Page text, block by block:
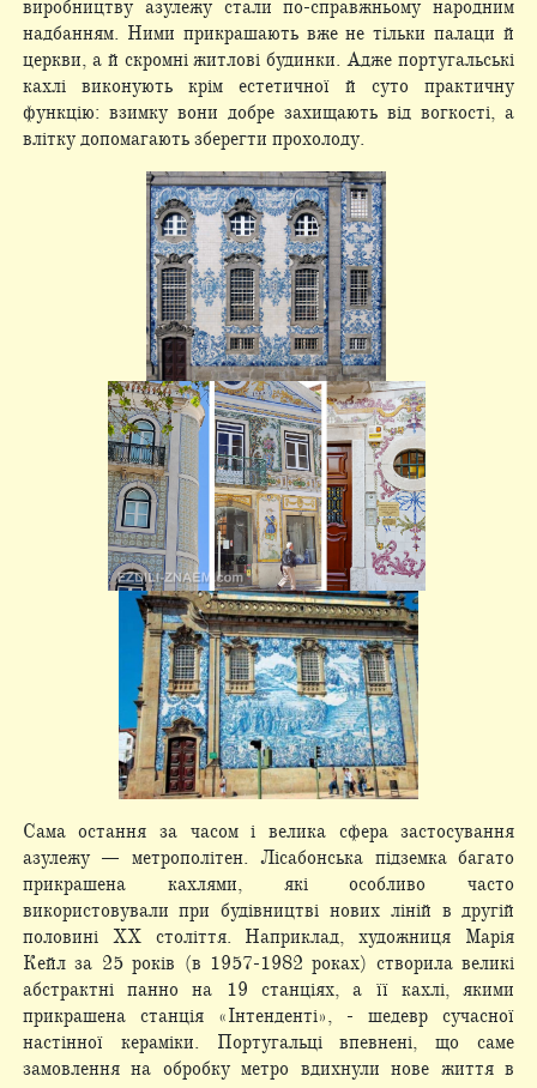
виробництву азулежу стали по-справжньому народним
надбанням. Ними прикрашають вже не тільки палаци й
церкви, а й скромні житлові будинки. Адже португальські
кахлі виконують крім естетичної й суто практичну
функцію: взимку вони добре захищають від вогкості, а
влітку допомагають зберегти прохолоду.
Сама остання за часом і велика сфера застосування
азулежу — метрополітен. Лісабонська підземка багато
прикрашена кахлями, які особливо часто
використовували при будівництві нових ліній в другій
половині XX століття. Наприклад, художниця Марія
Кейл за 25 років (в 1957-1982 роках) створила великі
абстрактні панно на 19 станціях, а її кахлі, якими
прикрашена станція «Інтенденті», - шедевр сучасної
настінної кераміки. Португальці впевнені, що саме
замовлення на обробку метро вдихнули нове життя в